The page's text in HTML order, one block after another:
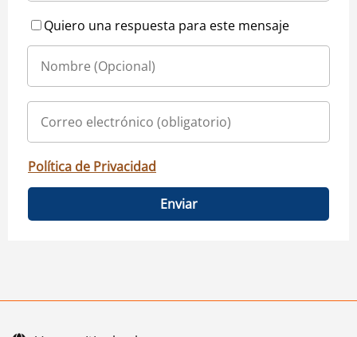
Quiero una respuesta para este mensaje
Política de Privacidad
Enviar